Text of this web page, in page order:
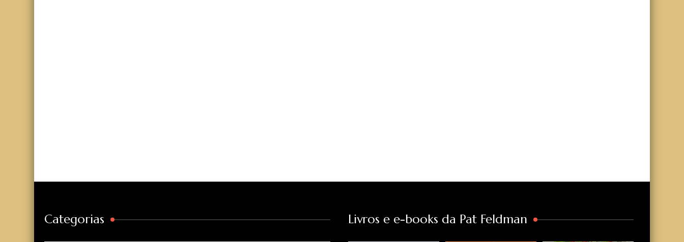
Categorias Livros e e-books da Pat Feldman